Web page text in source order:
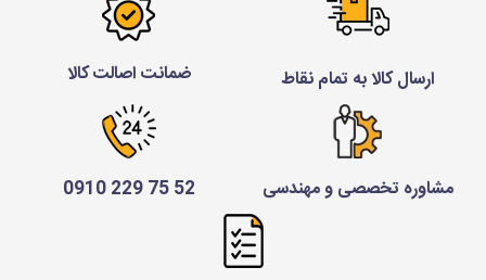
ارسال کالا به تمام نقاط ضمانت اصالت کالا
مشاوره تخصصی و مهندسی 52 75 229 0910